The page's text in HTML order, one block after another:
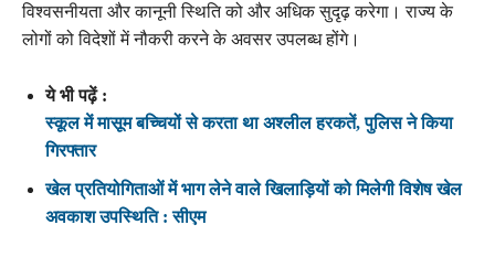
विश्वसनीयता और कानूनी स्थिति को और अधिक सुदृढ़ करेगा। राज्य के
लोगों को विदेशों में नौकरी करने के अवसर उपलब्ध होंगे।
ये भी पढ़ें :
स्कूल में मासूम बच्चियों से करता था अश्लील हरकतें, पुलिस ने किया
गिरफ्तार
खेल प्रतियोगिताओं में भाग लेने वाले खिलाड़ियों को मिलेगी विशेष खेल
अवकाश उपस्थिति : सीएम